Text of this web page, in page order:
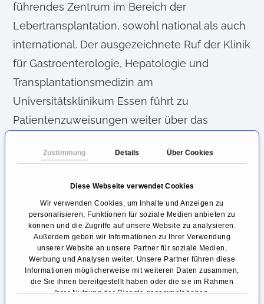
Zustimmung Details Über Cookies
Diese Webseite verwendet Cookies
Wir verwenden Cookies, um Inhalte und Anzeigen zu
personalisieren, Funktionen für soziale Medien anbieten zu
können und die Zugriffe auf unsere Website zu analysieren.
Außerdem geben wir Informationen zu Ihrer Verwendung
unserer Website an unsere Partner für soziale Medien,
Werbung und Analysen weiter. Unsere Partner führen diese
Informationen möglicherweise mit weiteren Daten zusammen,
die Sie ihnen bereitgestellt haben oder die sie im Rahmen
Ihrer Nutzung der Dienste gesammelt haben.
führendes Zentrum im Bereich der
Lebertransplantation, sowohl national als auch
international. Der ausgezeichnete Ruf der Klinik
für Gastroenterologie, Hepatologie und
Transplantationsmedizin am
Universitätsklinikum Essen führt zu
Patientenzuweisungen weiter über das
Spezialisten für die Behandlung
von Leberkrebs am
Universitätsklinikum Essen
Ein wichtiger Schwerpunkt der Klinik für
Gastroenterologie, Hepatologie und
Transplantationsmedizin ist die Diagnostik und
Therapie von primären Tumoren der Leber,